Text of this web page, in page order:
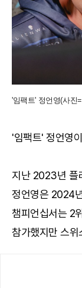
'임팩트' 정언영(사진
'임팩트' 정언영
지난 2023년 플
정언영은 2024
챔피언십서는 2
참가했지만 스위